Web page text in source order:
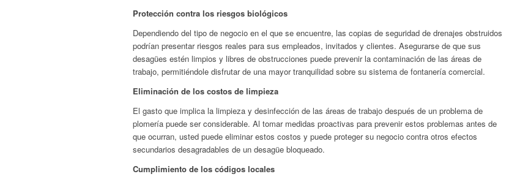
Protección contra los riesgos biológicos
Dependiendo del tipo de negocio en el que se encuentre, las copias de seguridad de drenajes obstruidos
podrían presentar riesgos reales para sus empleados, invitados y clientes. Asegurarse de que sus
desagües estén limpios y libres de obstrucciones puede prevenir la contaminación de las áreas de
trabajo, permitiéndole disfrutar de una mayor tranquilidad sobre su sistema de fontanería comercial.
Eliminación de los costos de limpieza
El gasto que implica la limpieza y desinfección de las áreas de trabajo después de un problema de
plomería puede ser considerable. Al tomar medidas proactivas para prevenir estos problemas antes de
que ocurran, usted puede eliminar estos costos y puede proteger su negocio contra otros efectos
secundarios desagradables de un desagüe bloqueado.
Cumplimiento de los códigos locales